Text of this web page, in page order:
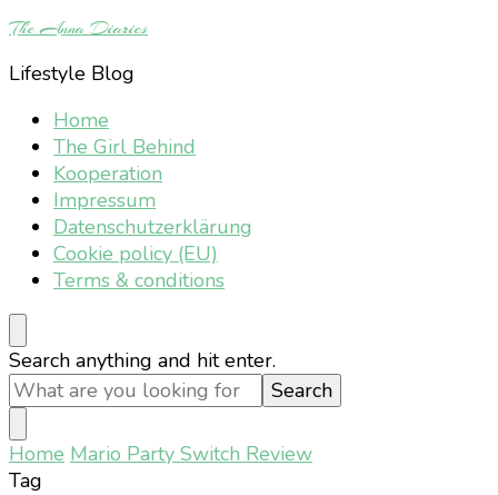
The Anna Diaries
Lifestyle Blog
Home
The Girl Behind
Kooperation
Impressum
Datenschutzerklärung
Cookie policy (EU)
Terms & conditions
Looking
for
Something?
Search anything and hit enter.
Home Mario Party Switch Review
Tag